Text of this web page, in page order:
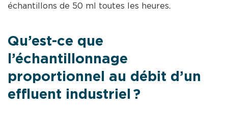
échantillons de 50 ml toutes les heures.
Qu’est-ce que
l’échantillonnage
proportionnel au débit d’un
effluent industriel ?